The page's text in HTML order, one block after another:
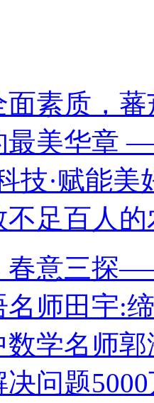
素质，
最美华章
技·赋能美
不足百人
春意三探
师田宇:
学名师
问题